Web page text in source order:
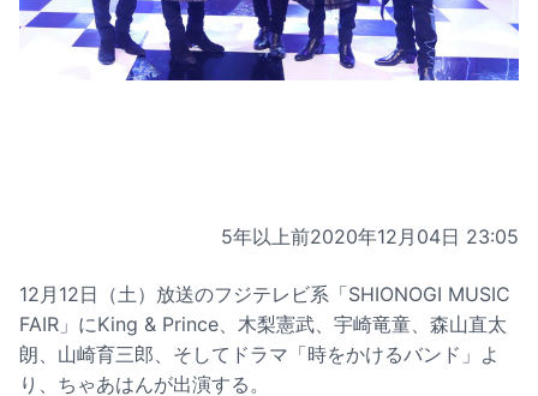
5年以上前2020年12月04日 23:05
12月12日（土）放送のフジテレビ系「SHIONOGI MUSIC
FAIR」にKing & Prince、木梨憲武、宇崎竜童、森山直太
朗、山崎育三郎、そしてドラマ「時をかけるバンド」よ
り、ちゃあはんが出演する。